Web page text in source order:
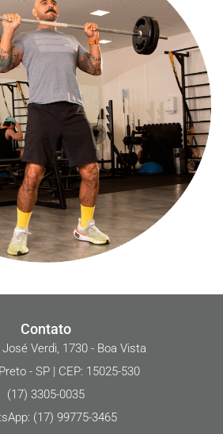
Contato
Verdi, 1730 - Boa Vista
- SP | CEP: 15025-530
(17) 3305-0035
(17) 99775-3465